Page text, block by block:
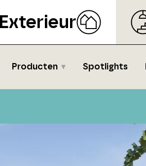
Exterieur
Producten Spotlights